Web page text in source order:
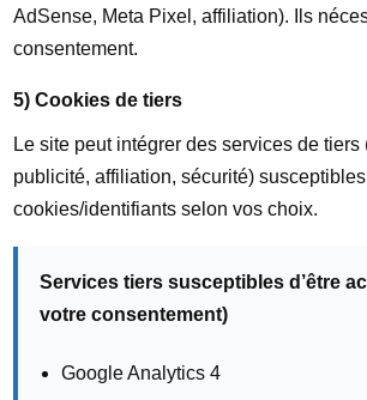
AdSense, Meta Pixel, affiliation). Ils
consentement.
5) Cookies de tiers
Le site peut intégrer des services de
publicité, affiliation, sécurité)
cookies/identifiants selon vos choix.
Services tiers susceptibles d’être
votre consentement)
Google Analytics 4